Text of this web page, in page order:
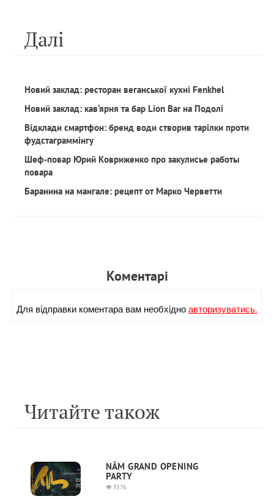
Далi
Новий заклад: ресторан веганської кухні Fenkhel
Новий заклад: кав‘ярня та бар Lion Bar на Подолі
Відклади смартфон: бренд води створив тарілки проти
фудстаграммінгу
Шеф-повар Юрий Ковриженко про закулисье работы
повара
Баранина на мангале: рецепт от Марко Черветти
Коментарi
Для вiдправки коментара вам необхiдноавторизуватись.
Читайте також
NĂM GRAND OPENING
PARTY
3376